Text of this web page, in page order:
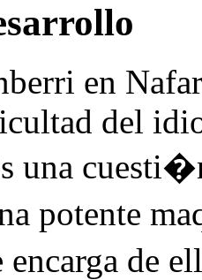
en
del
una
potente
de